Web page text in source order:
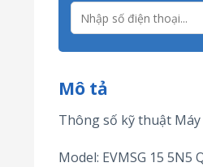
Mô tả
Thông số kỹ thuật Máy
Model: EVMSG 15 5N5